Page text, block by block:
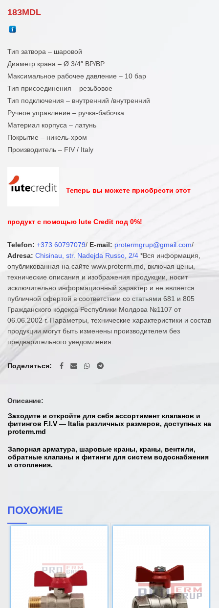
183MDL
Тип затвора – шаровой
Диаметр крана – Ø 3/4″ ВР/ВР
Максимальное рабочее давление – 10 бар
Тип присоединения – резьбовое
Тип подключения – внутренний /внутренний
Ручное управление – ручка-бабочка
Материал корпуса – латунь
Покрытие – никель-хром
Производитель – FIV / Italy
Теперь вы можете приобрести этот
продукт с помощью Iute Credit под 0%!
Telefon: +373 60797079/ E-mail: protermgrup@gmail.com/
Adresa: Chisinau, str. Nadejda Russo, 2/4 *Вся информация,
опубликованная на сайте www.proterm.md, включая цены,
технические описания и изображения продукции, носит
исключительно информационный характер и не является
публичной офертой в соответствии со статьями 681 и 805
Гражданского кодекса Республики Молдова №1107 от
06.06.2002 г. Параметры, технические характеристики и состав
продукции могут быть изменены производителем без
предварительного уведомления.
Поделиться
Описание:
Заходите и откройте для себя ассортимент клапанов и
фитингов F.I.V — Italia различных размеров, доступных на
proterm.md
Запорная арматура, шаровые краны, краны, вентили,
обратные клапаны и фитинги для систем водоснабжения
и отопления.
ПОХОЖИЕ